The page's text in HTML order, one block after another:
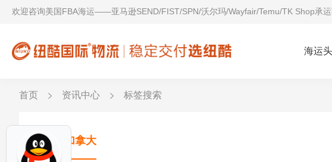
欢迎咨询美国FBA海运——亚马逊SEND/FIST/SPN/沃尔玛/Wayfair/Temu/TK Shop承
海运
首页 资讯中心 标签搜索
FBA加拿大